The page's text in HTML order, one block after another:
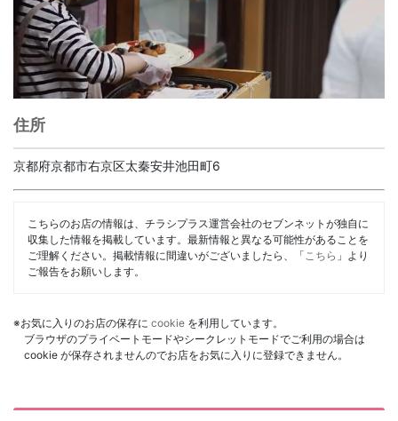
住所
京都府京都市右京区太秦安井池田町6
こちらのお店の情報は、チラシプラス運営会社のセブンネットが独自に
収集した情報を掲載しています。最新情報と異なる可能性があることを
ご理解ください。掲載情報に間違いがございましたら、「 こちら 」より
ご報告をお願いします。
※お気に入りのお店の保存に cookie を利用しています。
ブラウザのプライベートモードやシークレットモードでご利用の場合は
cookie が保存されませんのでお店をお気に入りに登録できません。